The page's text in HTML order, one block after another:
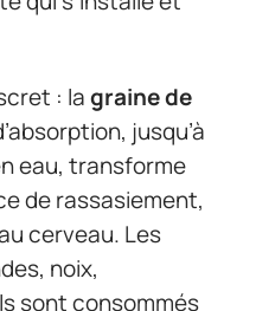
: lagraine de
jusqu’à
eau, transforme
de rassasiement,
cerveau. Les
noix,
sont consommés